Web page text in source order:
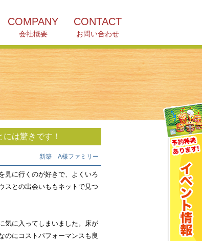
COMPANY
会社概要
CONTACT
お問い合わせ
は驚きです！
新築 A様ファミリー
見に行くのが好きで、よくいろ
スとの出会いももネットで見つ
気に入ってしまいました。床が
のにコストパフォーマンスも良